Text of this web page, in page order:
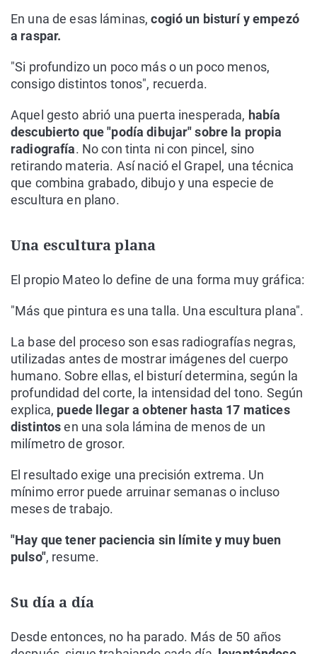
En una de esas láminas,cogió un bisturí y empezó
a raspar.
"Si profundizo un poco más o un poco menos,
consigo distintos tonos", recuerda.
Aquel gesto abrió una puerta inesperada, había
descubierto que "podía dibujar" sobre la propia
radiografía. No con tinta ni con pincel, sino
retirando materia. Así nació el Grapel, una técnica
que combina grabado, dibujo y una especie de
escultura en plano.
Una escultura plana
El propio Mateo lo define de una forma muy gráfica:
"Más que pintura es una talla. Una escultura plana".
La base del proceso son esas radiografías negras,
utilizadas antes de mostrar imágenes del cuerpo
humano. Sobre ellas, el bisturí determina, según la
profundidad del corte, la intensidad del tono. Según
explica, puede llegar a obtener hasta 17 matices
distintosen una sola lámina de menos de un
milímetro de grosor.
El resultado exige una precisión extrema. Un
mínimo error puede arruinar semanas o incluso
meses de trabajo.
"Hay que tener paciencia sin límite y muy buen
pulso", resume.
Su día a día
Desde entonces, no ha parado. Más de 50 años